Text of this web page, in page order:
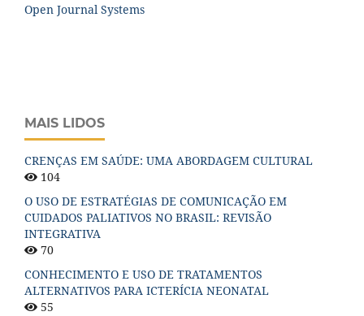
Open Journal Systems
MAIS LIDOS
CRENÇAS EM SAÚDE: UMA ABORDAGEM CULTURAL
104
O USO DE ESTRATÉGIAS DE COMUNICAÇÃO EM
CUIDADOS PALIATIVOS NO BRASIL: REVISÃO
INTEGRATIVA
70
CONHECIMENTO E USO DE TRATAMENTOS
ALTERNATIVOS PARA ICTERÍCIA NEONATAL
55